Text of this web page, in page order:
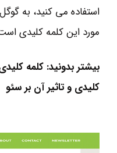
استفاده می کنید، به
مورد این کلمه کلیدی
بیشتر بدونید: کلمه
کلیدی و تاثیر آن بر سئو